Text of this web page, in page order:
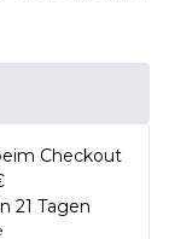
Checkout
21 Tagen